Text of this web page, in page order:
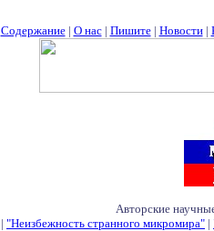
Содержание| О нас| Пишите| Новости|
Авторские
| "Неизбежность странного микромира" |